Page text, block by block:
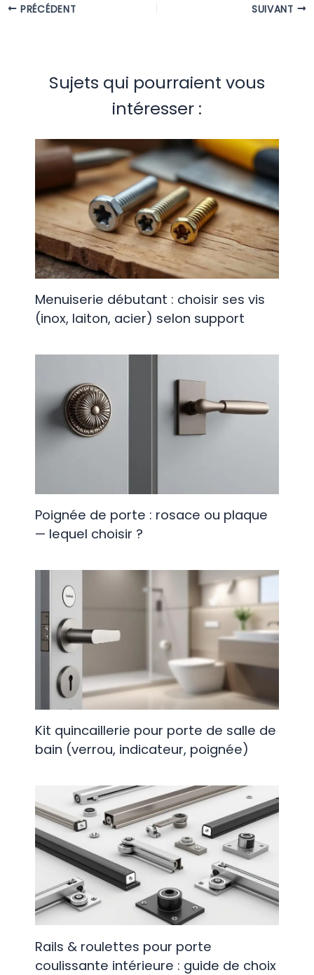
PRÉCÉDENT SUIVANT
Sujets qui pourraient vous
intéresser :
Menuiserie débutant : choisir ses vis
(inox, laiton, acier) selon support
Poignée de porte : rosace ou plaque
— lequel choisir ?
Kit quincaillerie pour porte de salle de
bain (verrou, indicateur, poignée)
Rails & roulettes pour porte
coulissante intérieure : guide de choix